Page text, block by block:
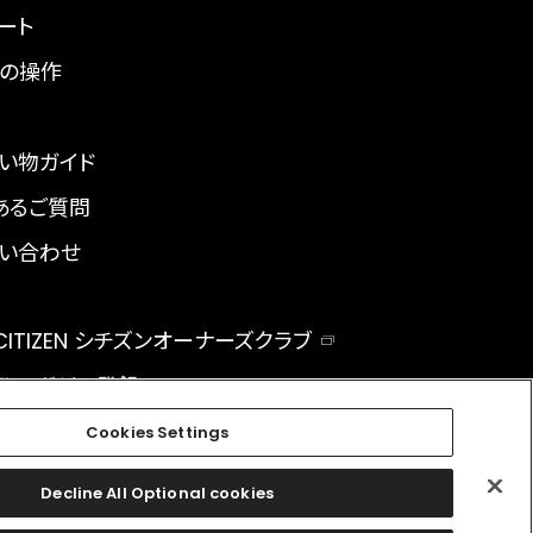
ト
操作
物ガイド
るご質問
合わせ
シチズンオーナーズクラブ
マガジン登録
facebookinstagramtwitter
Cookies Settings
Decline All Optional cookies